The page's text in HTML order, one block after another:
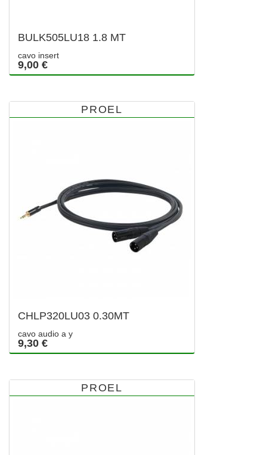
BULK505LU18 1.8 MT
cavo insert
9,00 €
PROEL
CHLP320LU03 0.30MT
cavo audio a y
9,30 €
PROEL